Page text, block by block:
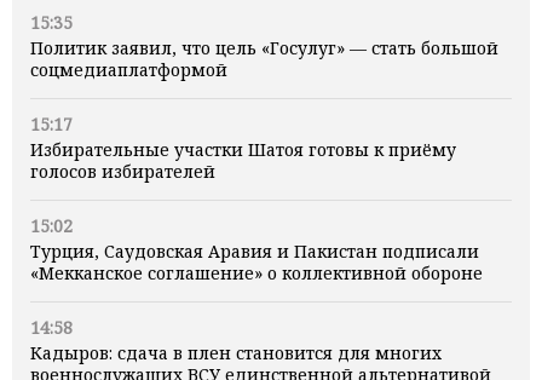
15:35
Политик заявил, что цель «Госулуг» — стать большой
соцмедиаплатформой
15:17
Избирательные участки Шатоя готовы к приёму
голосов избирателей
15:02
Турция, Саудовская Аравия и Пакистан подписали
«Мекканское соглашение» о коллективной обороне
14:58
Кадыров: сдача в плен становится для многих
военнослужащих ВСУ единственной альтернативой